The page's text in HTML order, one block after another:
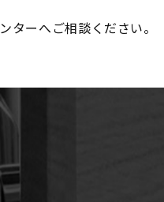
ーへご相談ください。